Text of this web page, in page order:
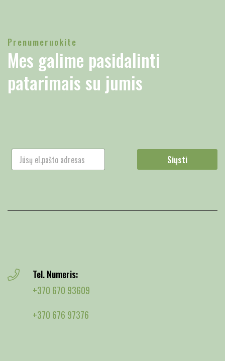
Prenumeruokite
Mes galime pasidalinti
patarimais su jumis
Siųsti
Tel. Numeris:
+370 670 93609
+370 676 97376